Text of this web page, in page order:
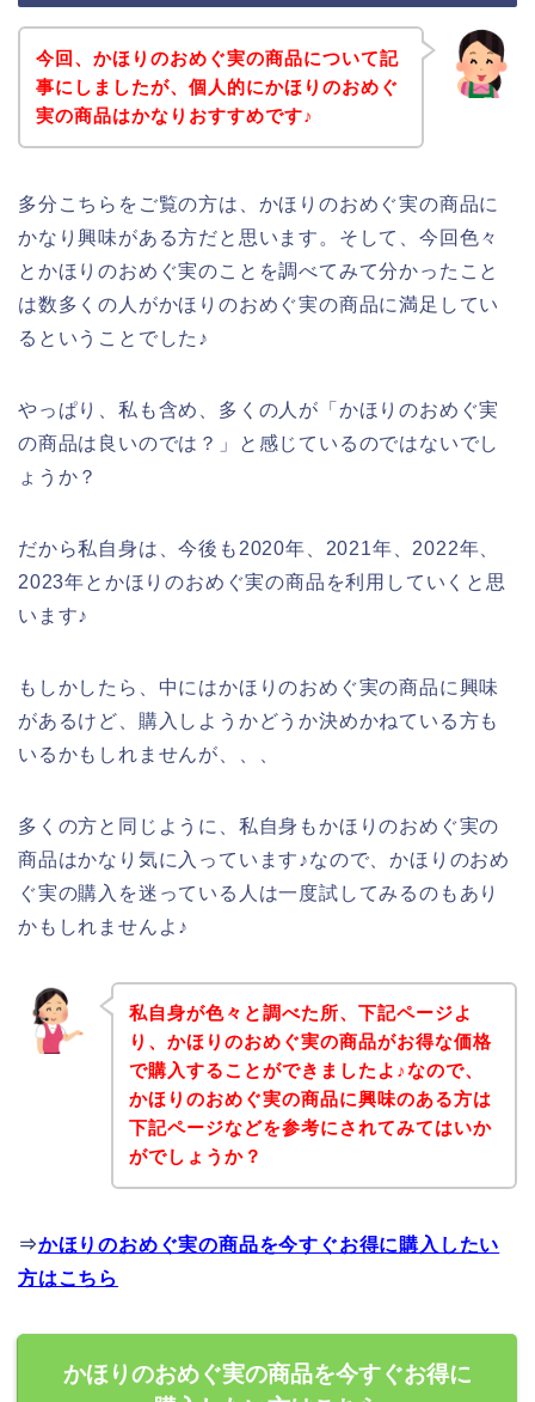
今回、かほりのおめぐ実の商品について記
事にしましたが、個人的にかほりのおめぐ
実の商品はかなりおすすめです♪
多分こちらをご覧の方は、かほりのおめぐ実の商品に
かなり興味がある方だと思います。そして、今回色々
とかほりのおめぐ実のことを調べてみて分かったこと
は数多くの人がかほりのおめぐ実の商品に満足してい
るということでした♪
やっぱり、私も含め、多くの人が「かほりのおめぐ実
の商品は良いのでは？」と感じているのではないでし
ょうか？
だから私自身は、今後も2020年、2021年、2022年、
2023年とかほりのおめぐ実の商品を利用していくと思
います♪
もしかしたら、中にはかほりのおめぐ実の商品に興味
があるけど、購入しようかどうか決めかねている方も
いるかもしれませんが、、、
多くの方と同じように、私自身もかほりのおめぐ実の
商品はかなり気に入っています♪なので、かほりのおめ
ぐ実の購入を迷っている人は一度試してみるのもあり
かもしれませんよ♪
私自身が色々と調べた所、下記ページよ
り、かほりのおめぐ実の商品がお得な価格
で購入することができましたよ♪なので、
かほりのおめぐ実の商品に興味のある方は
下記ページなどを参考にされてみてはいか
がでしょうか？
⇒かほりのおめぐ実の商品を今すぐお得に購入したい
方はこちら
かほりのおめぐ実の商品を今すぐお得に